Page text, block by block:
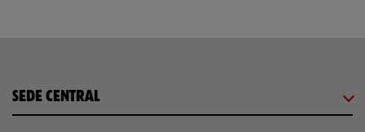
SEDE CENTRAL